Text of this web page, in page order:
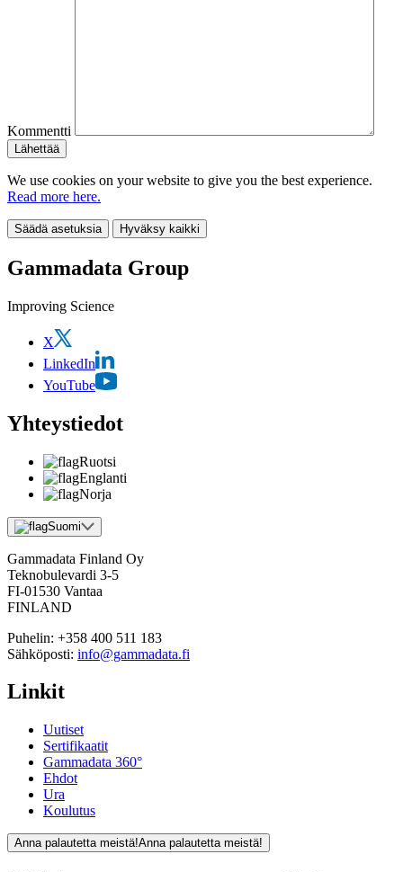
Kommentti
We use cookies on your website to give you the best experience.
Read more here.
Säädä asetuksia Hyväksy kaikki
Gammadata Group
Improving Science
X
LinkedIn
YouTube
Yhteystiedot
Ruotsi
Englanti
Norja
Suomi
Gammadata Finland Oy
Teknobulevardi 3-5
FI-01530 Vantaa
FINLAND
Puhelin: +358 400 511 183
Sähköposti: info@gammadata.fi
Linkit
Uutiset
Sertifikaatit
Gammadata 360°
Ehdot
Ura
Koulutus
Anna palautetta meistä!Anna palautetta meistä!